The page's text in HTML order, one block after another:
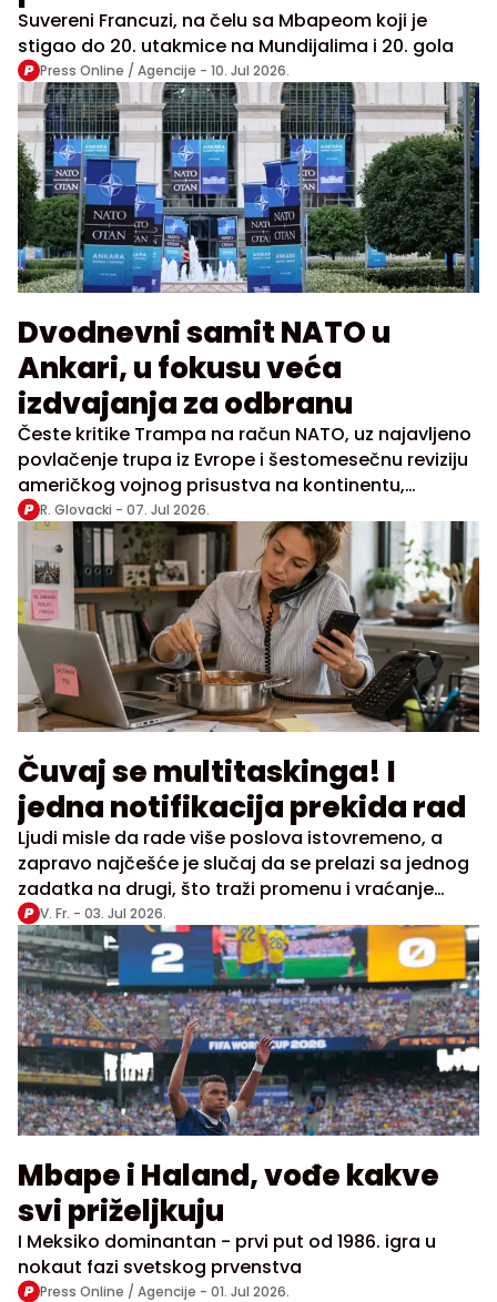
Suvereni Francuzi, na čelu sa Mbapeom koji je
stigao do 20. utakmice na Mundijalima i 20. gola
Press Online / Agencije - 10. Jul 2026.
Dvodnevni samit NATO u
Ankari, u fokusu veća
izdvajanja za odbranu
Česte kritike Trampa na račun NATO, uz najavljeno
povlačenje trupa iz Evrope i šestomesečnu reviziju
američkog vojnog prisustva na kontinentu,
doprinele su neizvesnosti unutar Alijanse
R. Glovacki - 07. Jul 2026.
Čuvaj se multitaskinga! I
jedna notifikacija prekida rad
Ljudi misle da rade više poslova istovremeno, a
zapravo najčešće je slučaj da se prelazi sa jednog
zadatka na drugi, što traži promenu i vraćanje
fokusa
V. Fr. - 03. Jul 2026.
Mbape i Haland, vođe kakve
svi priželjkuju
I Meksiko dominantan - prvi put od 1986. igra u
nokaut fazi svetskog prvenstva
Press Online / Agencije - 01. Jul 2026.